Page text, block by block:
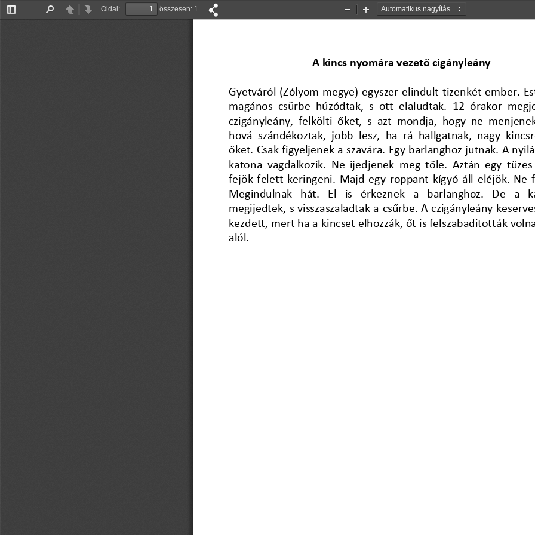
Oldalsáv
KeresésElőzőTovább
Oldal:
összesen: 1
KicsinyítésNagyítás
A kincs nyomára vezető cigányleány
Gyetváról (Zólyom megye) egyszer elindult tizenkét ember.
magános csürbe húzódtak, s ott elaludtak. 12 órakor
czigányleány, felkölti őket, s azt mondja, hogy ne
hová szándékoztak, jobb lesz, ha rá hallgatnak, nagy
őket. Csak figyeljenek a szavára. Egy barlanghoz jutnak. A
katona  vagdalkozik.  Ne  ijedjenek meg tőle. Aztán egy
fejök felett keringeni. Majd egy roppant kígyó áll eléjök. Ne
Megindulnak  hát.  El  is  érkeznek  a  barlanghoz.  De  a
megijedtek, s visszaszaladtak a csűrbe. A czigányleány
kezdett, mert ha a kincset elhozzák, őt is felszabaditották
alól.